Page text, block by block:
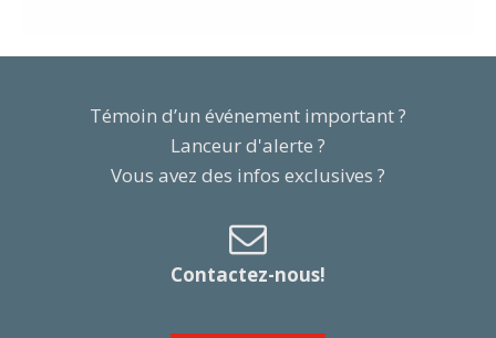
Témoin d’un événement important ?
Lanceur d'alerte ?
Vous avez des infos exclusives ?
Contactez-nous!